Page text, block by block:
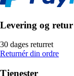
Levering og retur
30 dages returret
Returnér din ordre
Tjenester